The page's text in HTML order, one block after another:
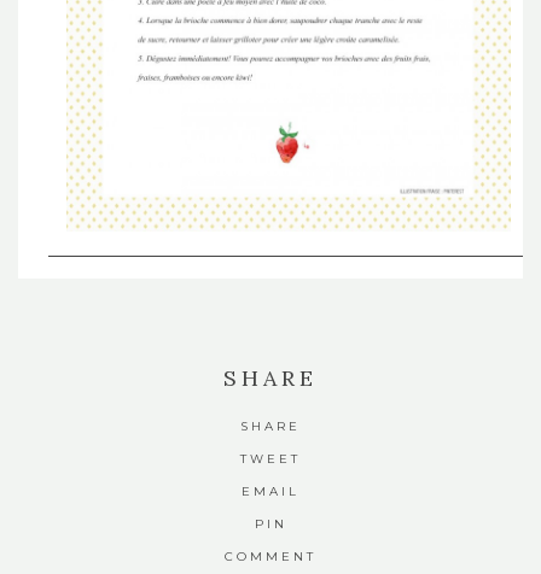
SHARE
SHARE
TWEET
EMAIL
PIN
COMMENT